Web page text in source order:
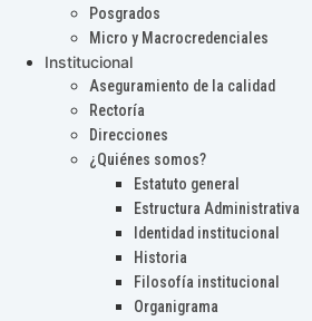
Posgrados
Micro y Macrocredenciales
Institucional
Aseguramiento de la calidad
Rectoría
Direcciones
¿Quiénes somos?
Estatuto general
Estructura Administrativa
Identidad institucional
Historia
Filosofía institucional
Organigrama